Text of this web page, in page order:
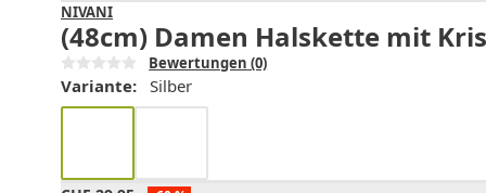
NIVANI
(48cm) Damen Halskette mit
Bewertungen (0)
Variante: Silber